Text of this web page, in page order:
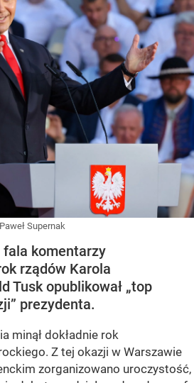
Paweł Supernak
fala komentarzy
rządów Karola
Tusk opublikował „top
prezydenta.
minął dokładnie rok
Z tej okazji w Warszawie
zorganizowano uroczystość,